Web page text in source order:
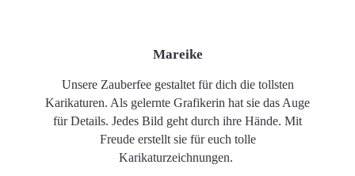
Mareike
Unsere Zauberfee gestaltet für dich die tollsten
Karikaturen. Als gelernte Grafikerin hat sie das Auge
für Details. Jedes Bild geht durch ihre Hände. Mit
Freude erstellt sie für euch tolle
Karikaturzeichnungen.